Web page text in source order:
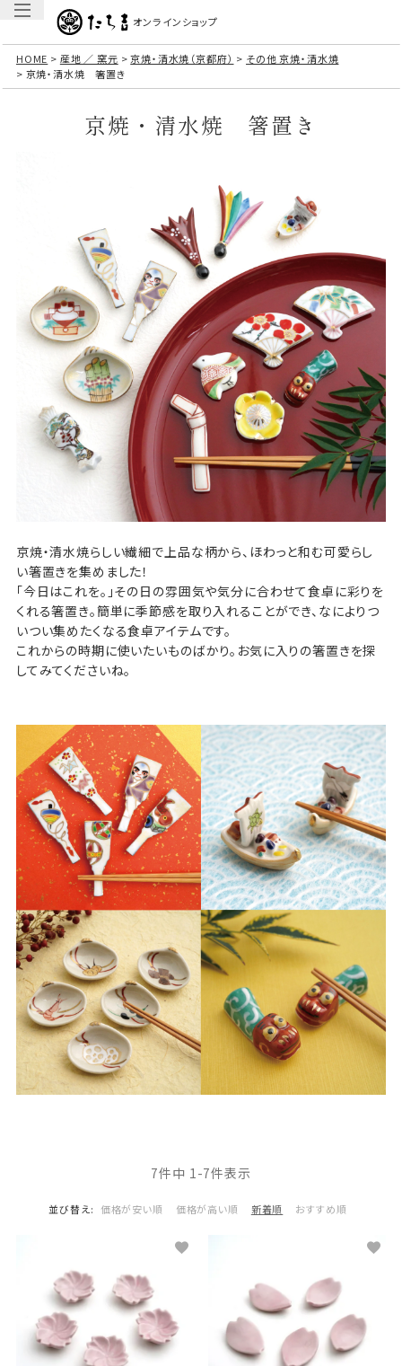
オンラインショップ
HOME 産地 ／ 窯元 京焼・清水焼（京都府）
その他 京焼・清水焼
京焼・清水焼 箸置き
京焼・清水焼 箸置き
京焼・清水焼らしい繊細で上品な柄から、ほわっと和む可愛らし
い箸置きを集めました！
「今日はこれを。」その日の雰囲気や気分に合わせて食卓に彩りを
くれる箸置き。簡単に季節感を取り入れることができ、なによりつ
いつい集めたくなる食卓アイテムです。
これからの時期に使いたいものばかり。お気に入りの箸置きを探
してみてくださいね。
並び替え 価格が安い順 価格が高い順 新着順 おすすめ順
7件中 1-7件表示